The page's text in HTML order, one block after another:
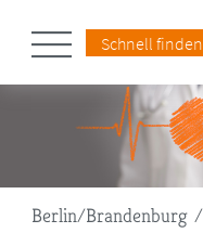
Schnell finden
Pfadnavigation
Berlin/Brandenburg